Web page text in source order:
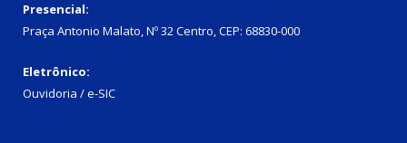
Presencial:
Praça Antonio Malato, Nº 32 Centro, CEP: 68830-000
Eletrônico:
Ouvidoria / e-SIC